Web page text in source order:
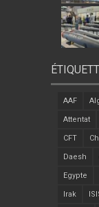
AAF
Attentat
CFT
Daesh
Egypte
Irak